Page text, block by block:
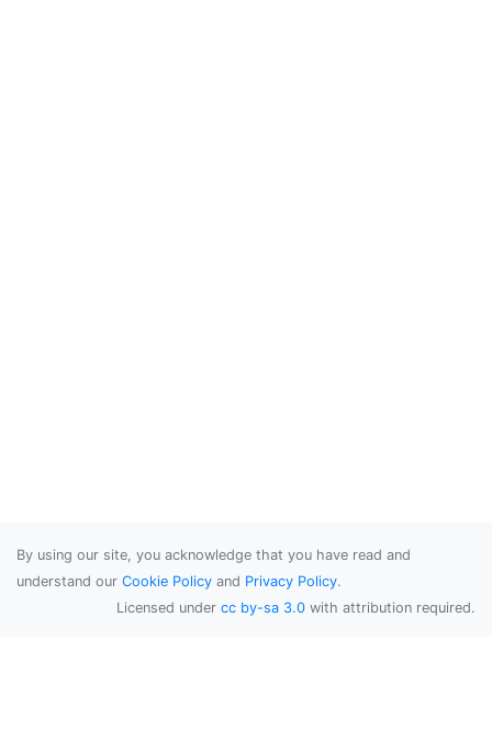
By using our site, you acknowledge that you have read and
understand our Cookie Policy and Privacy Policy.
Licensed under cc by-sa 3.0 with attribution required.